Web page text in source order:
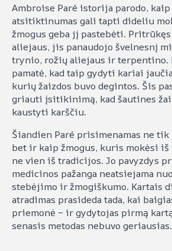
Ambroise Paré istorija parodo, kaip
atsitiktinumas gali tapti dideliu
žmogus geba jį pastebėti.
aliejaus, jis panaudojo švelnesnį
trynio, rožių aliejaus ir terpentino.
pamatė, kad taip gydyti kariai
kurių žaizdos buvo degintos. Šis
griauti įsitikinimą, kad šautines
kaustyti karščiu.
Šiandien Paré prisimenamas ne
bet ir kaip žmogus, kuris mokėsi iš
ne vien iš tradicijos. Jo pavyzdys
medicinos pažanga neatsiejama
stebėjimo ir žmogiškumo. Kartais
atradimas prasideda tada, kai
priemonė – ir gydytojas pirmą
senasis metodas nebuvo geriausias.